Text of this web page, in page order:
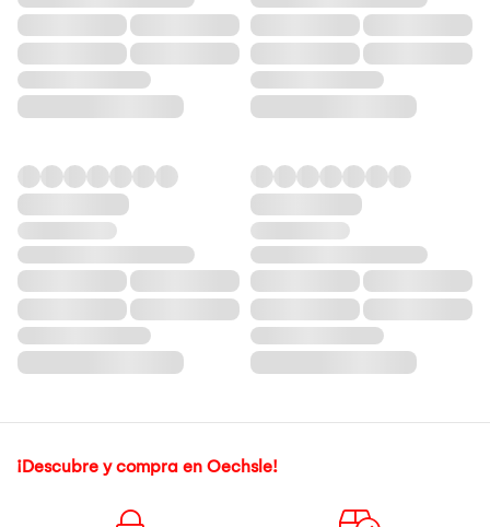
¡Descubre y compra en Oechsle!